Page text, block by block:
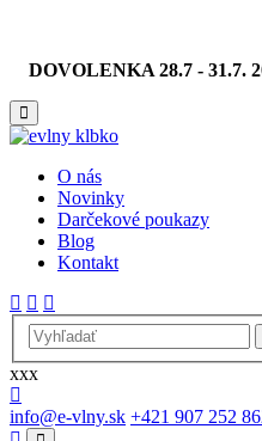
DOVOLENKA 28.7 - 31.7.
O nás
Novinky
Darčekové poukazy
Blog
Kontakt
xxx
info@e-vlny.sk +421 907 252